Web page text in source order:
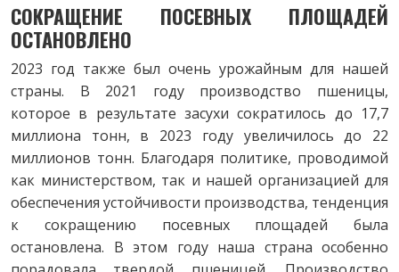
СОКРАЩЕНИЕ ПОСЕВНЫХ ПЛОЩАДЕЙ
ОСТАНОВЛЕНО
2023 год также был очень урожайным для нашей
страны. В 2021 году производство пшеницы,
которое в результате засухи сократилось до 17,7
миллиона тонн, в 2023 году увеличилось до 22
миллионов тонн. Благодаря политике, проводимой
как министерством, так и нашей организацией для
обеспечения устойчивости производства, тенденция
к сокращению посевных площадей была
остановлена. В этом году наша страна особенно